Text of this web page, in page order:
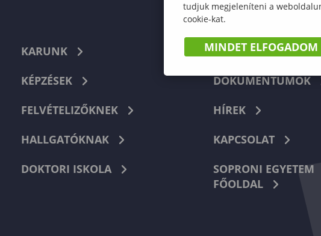
KARUNK
KÉPZÉSEK
FELVÉTELIZŐKNEK
HALLGATÓKNAK
DOKTORI ISKOLA
TELEFONKÖNYV
DOKUMENTUMOK
HÍREK
KAPCSOLAT
SOPRONI EGYETEM
FŐOLDAL
tudjuk megjeleníteni a
cookie-kat.
MINDET ELFOGADOM